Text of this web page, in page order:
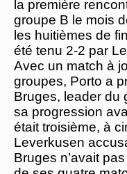
la première
groupe B le mois
les huitièmes de
été tenu 2-2 par
Avec un match à
groupes, Porto a
Bruges, leader du
sa progression
était troisième, à
Leverkusen
Bruges n’avait